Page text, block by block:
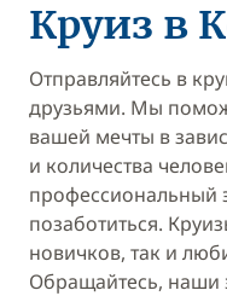
Круиз в
Отправляйтесь в
друзьями. Мы
вашей мечты в
и количества
профессиональный
позаботиться.
новичков, так и
Обращайтесь, наши